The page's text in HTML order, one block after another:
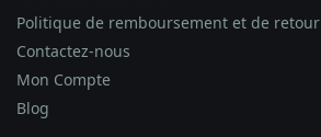
Politique de remboursement et de retour
Contactez-nous
Mon Compte
Blog